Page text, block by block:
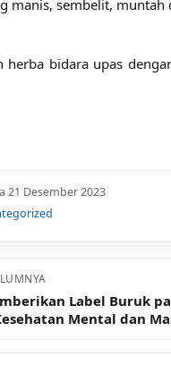
manis, sembelit, muntah
herba bidara upas
21 Desember 2023
Label Buruk
Mental dan